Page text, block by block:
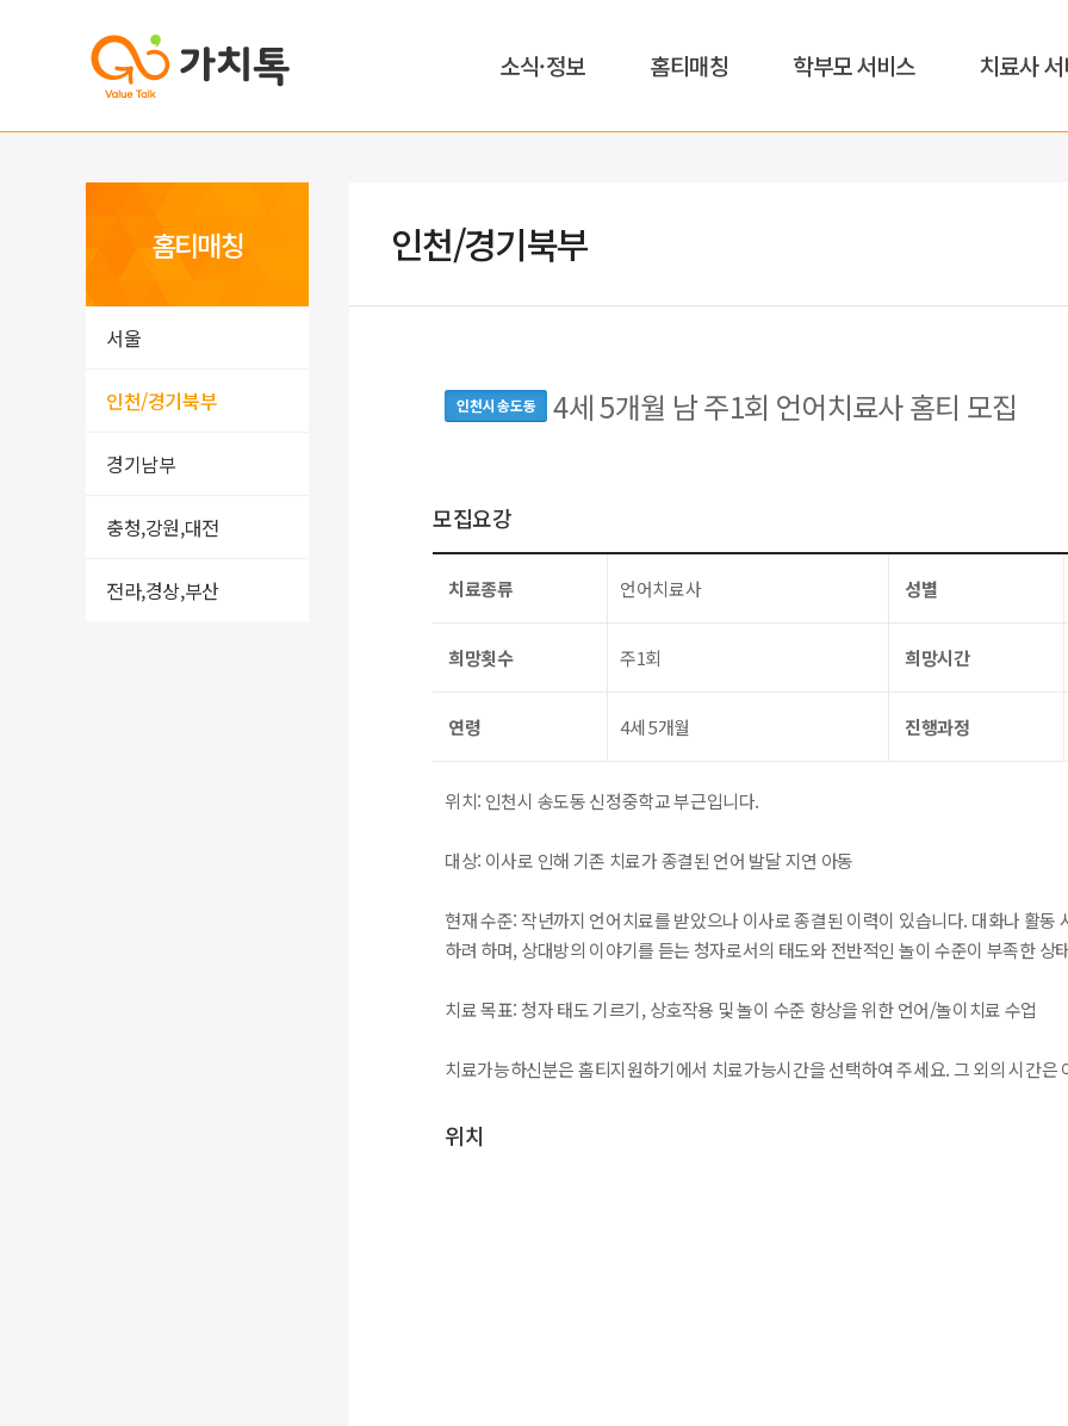
소식·정보 홈티매칭 학부모 서비스 치료사
홈티매칭
서울
인천/경기북부
경기남부
충청,강원,대전
전라,경상,부산
인천/경기북부
인천시 송도동 4세 5개월 남 주1회 언어치료사 홈티 모집
모집요강
치료종류 언어치료사 성별
희망횟수 주1회 희망시간
연령 4세 5개월 진행과정
위치: 인천시 송도동 신정중학교 부근입니다.
대상: 이사로 인해 기존 치료가 종결된 언어 발달 지연 아동
현재 수준: 작년까지 언어치료를 받았으나 이사로 종결된 이력이 있습니다. 대화나 활동
하려 하며, 상대방의 이야기를 듣는 청자로서의 태도와 전반적인 놀이 수준이 부족한 상
치료 목표: 청자 태도 기르기, 상호작용 및 놀이 수준 향상을 위한 언어/놀이치료 수업
치료가능하신분은 홈티지원하기에서 치료가능시간을 선택하여 주세요. 그 외의 시간은
위치